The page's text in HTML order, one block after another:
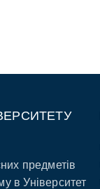
предметів
в Університет